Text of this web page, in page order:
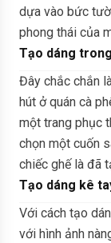
dựa vào bức
phong thái của
Tạo dáng
Đây chắc chắn
hút ở quán cà
một trang phục
chọn một cuốn
chiếc ghế là đã
Tạo dáng kê
Với cách tạo
với hình ảnh